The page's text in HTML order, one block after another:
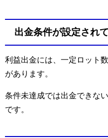
出金条件が設定され
利益出金には、一定ロット
があります。
条件未達成では出金できな
です。